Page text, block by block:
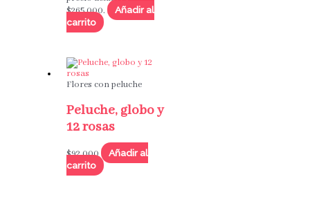
$265,000.
Añadir al
carrito
Flores con peluche
Peluche, globo y
12 rosas
$92,000
Añadir al
carrito